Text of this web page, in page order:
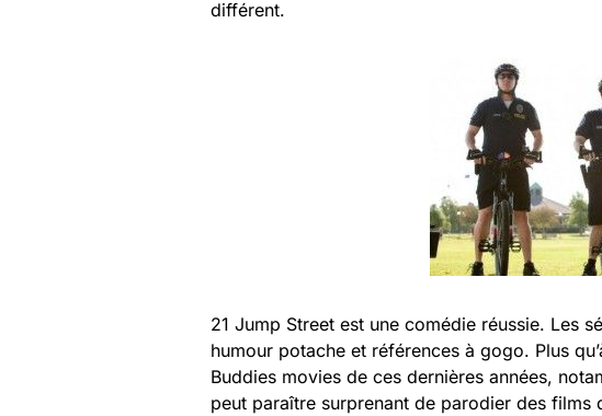
différent.
21 Jump Street est une comédie réussie. Les
humour potache et références à gogo. Plus
Buddies movies de ces dernières années,
peut paraître surprenant de parodier des